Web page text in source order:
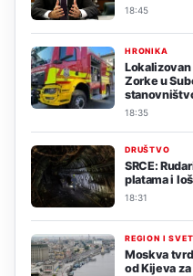
18:45
HRONIKA
Lokalizovan
Zorke u
18:35
DRUŠTVO
SRCE:
platama i
18:31
REGION I SVET
Moskva
od Kijeva